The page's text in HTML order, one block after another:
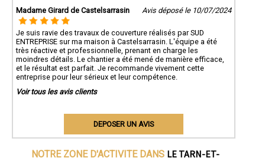
Madame Girard de Castelsarrasin
Avis déposé le 10/07/2024
Je suis ravie des travaux de couverture réalisés par SUD
ENTREPRISE sur ma maison à Castelsarrasin. L'équipe a été
très réactive et professionnelle, prenant en charge les
moindres détails. Le chantier a été mené de manière efficace,
et le résultat est parfait. Je recommande vivement cette
entreprise pour leur sérieux et leur compétence.
Voir tous les avis clients
DEPOSER UN AVIS
NOTRE ZONE D'ACTIVITE DANS LE TARN-ET-